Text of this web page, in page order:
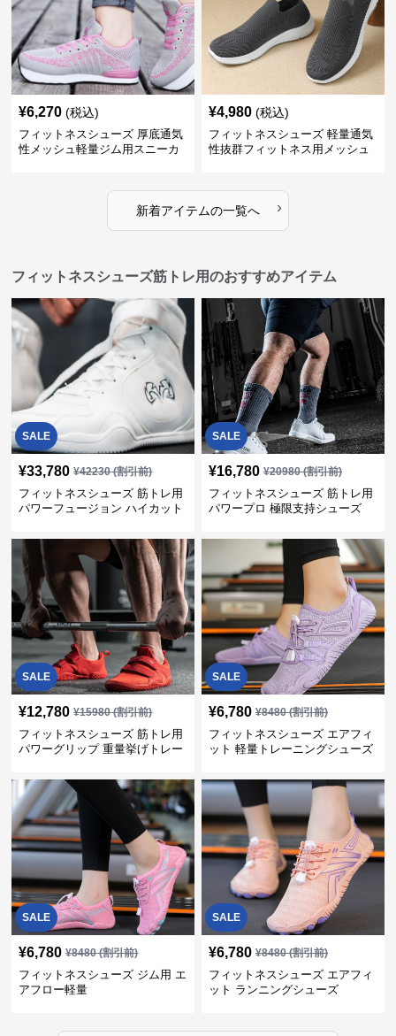
¥6,270 (税込)
フィットネスシューズ 厚底通気
性メッシュ軽量ジム用スニーカ
¥4,980 (税込)
フィットネスシューズ 軽量通気
性抜群フィットネス用メッシュ
新着アイテムの一覧へ ›
フィットネスシューズ筋トレ用のおすすめアイテム
SALE
¥33,780 ¥42230(割引前)
フィットネスシューズ 筋トレ用
パワーフュージョン ハイカット
SALE
¥16,780 ¥20980(割引前)
フィットネスシューズ 筋トレ用
パワープロ 極限支持シューズ
SALE
¥12,780 ¥15980(割引前)
フィットネスシューズ 筋トレ用
パワーグリップ 重量挙げトレー
SALE
¥6,780 ¥8480(割引前)
フィットネスシューズ エアフィ
ット 軽量トレーニングシューズ
SALE
¥6,780 ¥8480(割引前)
フィットネスシューズ ジム用 エ
アフロー軽量
SALE
¥6,780 ¥8480(割引前)
フィットネスシューズ エアフィ
ット ランニングシューズ